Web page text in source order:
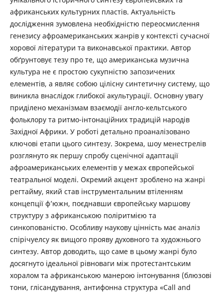
африканських культурних пластів. Актуальність
дослідження зумовлена необхідністю переосмислення
генезису афроамериканських жанрів у контексті сучасної
хорової літератури та виконавської практики. Автор
обґрунтовує тезу про те, що американська музична
культура не є простою сукупністю запозичених
елементів, а являє собою цілісну синтетичну систему, що
виникла внаслідок глибокої акультурації. Основну увагу
приділено механізмам взаємодії англо-кельтського
фольклору та ритмо-інтонаційних традицій народів
Західної Африки. У роботі детально проаналізовано
ключові етапи цього синтезу. Зокрема, шоу менестрелів
розглянуто як першу спробу сценічної адаптації
афроамериканських елементів у межах європейської
театральної моделі. Окремий акцент зроблено на жанрі
регтайму, який став інструментальним втіленням
концепції ф’южн, поєднавши європейську маршову
структуру з африканською поліритмією та
синкопованістю. Особливу наукову цінність має аналіз
спірічуелсу як вищого прояву духовного та художнього
синтезу. Автор доводить, що саме в цьому жанрі було
досягнуто ідеальної рівноваги між протестантським
хоралом та африканською манерою інтонування (блюзові
тони, глісандування, антифонна структура «Call and